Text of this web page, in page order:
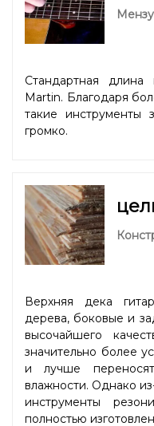
Стандартная
Martin. Благодаря
такие инструменты
громко.
Верхняя дека
дерева, боковые и
высочайшего
значительно более
и лучше
влажности. Однако
инструменты
полностью